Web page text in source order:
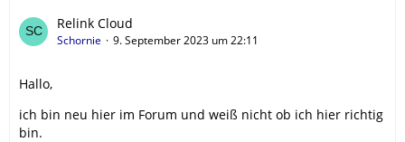
Relink Cloud
Schornie 9. September 2023 um 22:11
Hallo,
ich bin neu hier im Forum und weiß nicht ob ich hier richtig
bin.